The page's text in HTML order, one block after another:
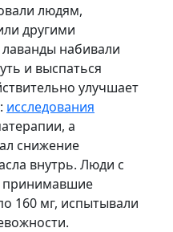
людям,
другими
набивали
и выспаться
улучшает
исследования
а
снижение
внутрь. Люди с
принимавшие
160 мг, испытывали